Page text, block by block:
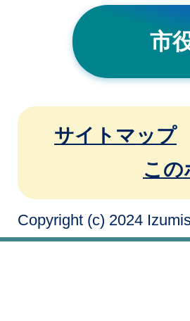
市
サイトマップ
この
Copyright (c) 2024